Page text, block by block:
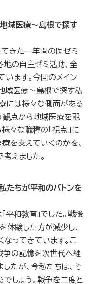
地域医療～島根で探す
てきた一年間の医ゼミ
地の自主ゼミ活動、全
ます。今回のメイン
地域医療〜島根で探す私
には様々な側面がある
観点から地域医療を覗
々な職種の「視点」に
を支えていくのかを、
考えました。
たちが平和のバトンを
平和教育」でした。戦後
験した方が減少し、
ってきています。こ
争の記憶を次世代へ継
たが、今私たちは、そ
しょう。戦争を二度と